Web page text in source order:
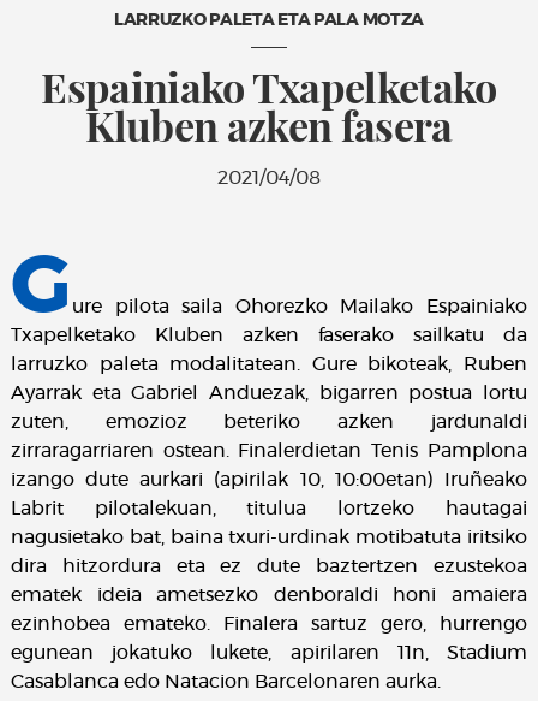
LARRUZKO PALETA ETA PALA MOTZA
Espainiako Txapelketako
Kluben azken fasera
2021/04/08
G ure pilota saila Ohorezko Mailako Espainiako
Txapelketako Kluben azken faserako sailkatu da
larruzko paleta modalitatean. Gure bikoteak, Ruben
Ayarrak eta Gabriel Anduezak, bigarren postua lortu
zuten, emozioz beteriko azken jardunaldi
zirraragarriaren ostean. Finalerdietan Tenis Pamplona
izango dute aurkari (apirilak 10, 10:00etan) Iruñeako
Labrit pilotalekuan, titulua lortzeko hautagai
nagusietako bat, baina txuri-urdinak motibatuta iritsiko
dira hitzordura eta ez dute baztertzen ezustekoa
ematek ideia ametsezko denboraldi honi amaiera
ezinhobea emateko. Finalera sartuz gero, hurrengo
egunean jokatuko lukete, apirilaren 11n, Stadium
Casablanca edo Natacion Barcelonaren aurka.